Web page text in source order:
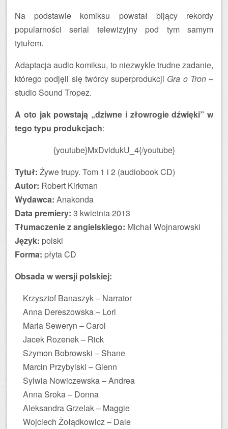
Na podstawie komiksu powstał bijący rekordy
popularności serial telewizyjny pod tym samym
tytułem.
Adaptacja audio komiksu, to niezwykle trudne zadanie,
którego podjęli się twórcy superprodukcji Gra o Tron–
studio Sound Tropez.
A oto jak powstają „dziwne i złowrogie dźwięki” w
tego typu produkcjach:
{youtube}MxDvldukU_4{/youtube}
Tytuł: Żywe trupy. Tom 1 i 2 (audiobook CD)
Autor: Robert Kirkman
Wydawca: Anakonda
Data premiery: 3 kwietnia 2013
Tłumaczenie z angielskiego: Michał Wojnarowski
Język: polski
Forma: płyta CD
Obsada w wersji polskiej:
Krzysztof Banaszyk – Narrator
Anna Dereszowska – Lori
Maria Seweryn – Carol
Jacek Rozenek – Rick
Szymon Bobrowski – Shane
Marcin Przybylski – Glenn
Sylwia Nowiczewska – Andrea
Anna Sroka – Donna
Aleksandra Grzelak – Maggie
Wojciech Żołądkowicz – Dale